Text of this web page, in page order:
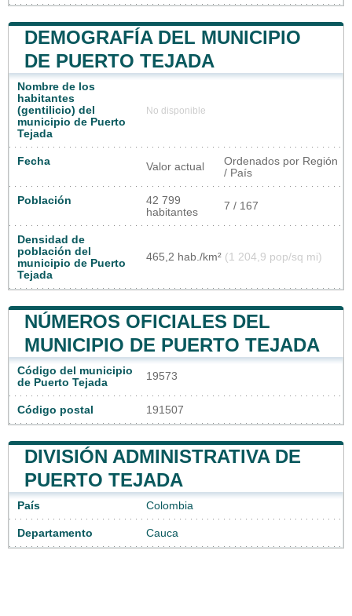
DEMOGRAFÍA DEL MUNICIPIO
DE PUERTO TEJADA
Nombre de los
habitantes
(gentilicio) del
municipio de Puerto
Tejada
No disponible
Fecha Valor actual
Ordenados por Región
/ País
Población
42 799
habitantes
7 / 167
Densidad de
población del
municipio de Puerto
Tejada
465,2 hab./km² (1 204,9 pop/sq mi)
NÚMEROS OFICIALES DEL
MUNICIPIO DE PUERTO TEJADA
Código del municipio
de Puerto Tejada
19573
Código postal 191507
DIVISIÓN ADMINISTRATIVA DE
PUERTO TEJADA
País Colombia
Departamento Cauca